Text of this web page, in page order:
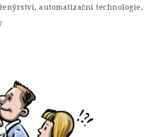
automatizační technologie,